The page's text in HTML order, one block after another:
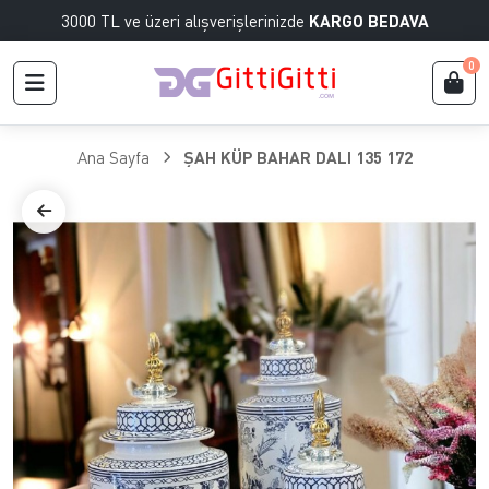
3000 TL ve üzeri alışverişlerinizde KARGO BEDAVA
0
Ana Sayfa ŞAH KÜP BAHAR DALI 135 172